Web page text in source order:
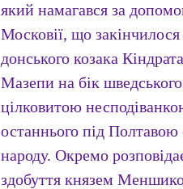
який намагався за
Московії, що
донського козака
Мазепи на бік
цілковитою
останнього під Полтавою
народу. Окремо
здобуття князем